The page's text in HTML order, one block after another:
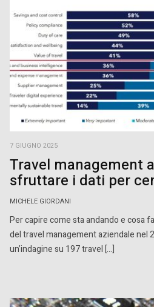
7 GIUGNO 2025
Travel management
sfruttare i dati per
MICHELE GIORDANI
Per capire come sta andando e cosa
del travel management aziendale nel
un’indagine su 197 travel […]